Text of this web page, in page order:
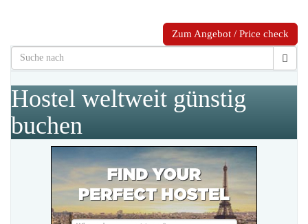
Zum Angebot / Price check
Hostel weltweit günstig
buchen